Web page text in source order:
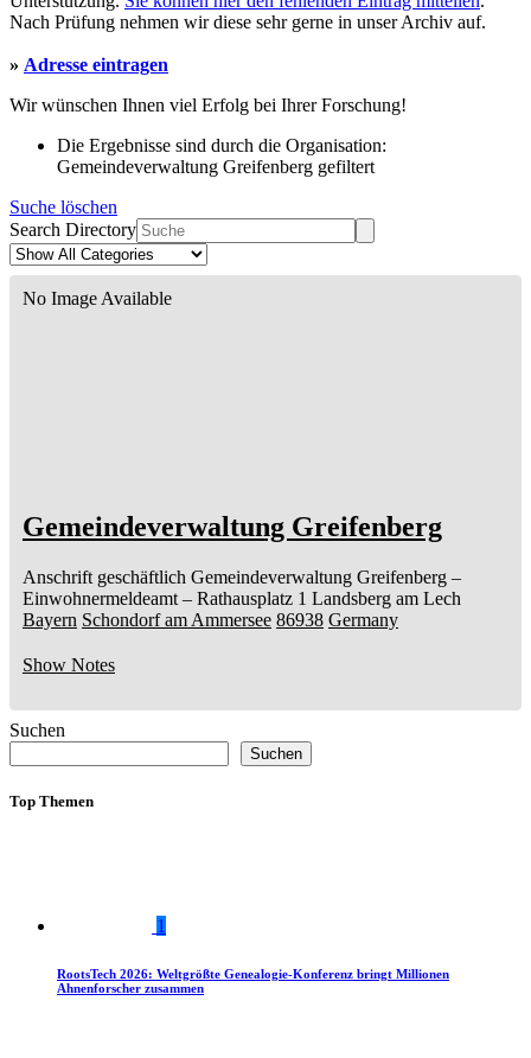
Nach Prüfung nehmen wir diese sehr gerne in unser Archiv auf.
» Adresse eintragen
Wir wünschen Ihnen viel Erfolg bei Ihrer Forschung!
Die Ergebnisse sind durch die Organisation:
Gemeindeverwaltung Greifenberg gefiltert
Suche löschen
Search Directory
No Image Available
Gemeindeverwaltung Greifenberg
Anschrift geschäftlich Gemeindeverwaltung Greifenberg –
Einwohnermeldeamt – Rathausplatz 1 Landsberg am Lech
Bayern Schondorf am Ammersee 86938 Germany
Show Notes
Suchen
Suchen
Top Themen
1
RootsTech 2026: Weltgrößte Genealogie-Konferenz bringt Millionen
Ahnenforscher zusammen